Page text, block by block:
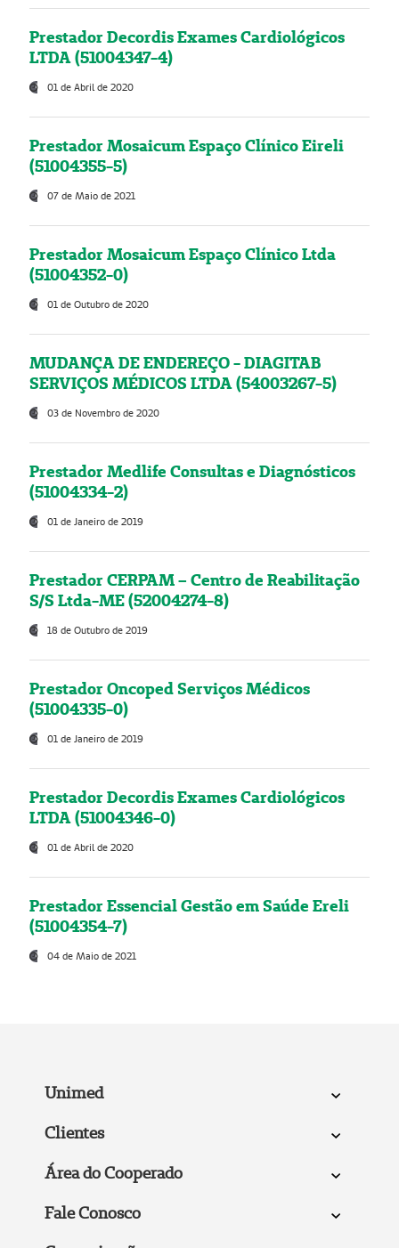
Prestador Decordis Exames Cardiológicos
LTDA (51004347-4)
01 de Abril de 2020
Prestador Mosaicum Espaço Clínico Eireli
(51004355-5)
07 de Maio de 2021
Prestador Mosaicum Espaço Clínico Ltda
(51004352-0)
01 de Outubro de 2020
MUDANÇA DE ENDEREÇO - DIAGITAB
SERVIÇOS MÉDICOS LTDA (54003267-5)
03 de Novembro de 2020
Prestador Medlife Consultas e Diagnósticos
(51004334-2)
01 de Janeiro de 2019
Prestador CERPAM – Centro de Reabilitação
S/S Ltda-ME (52004274-8)
18 de Outubro de 2019
Prestador Oncoped Serviços Médicos
(51004335-0)
01 de Janeiro de 2019
Prestador Decordis Exames Cardiológicos
LTDA (51004346-0)
01 de Abril de 2020
Prestador Essencial Gestão em Saúde Ereli
(51004354-7)
04 de Maio de 2021
Unimed
Clientes
Área do Cooperado
Fale Conosco